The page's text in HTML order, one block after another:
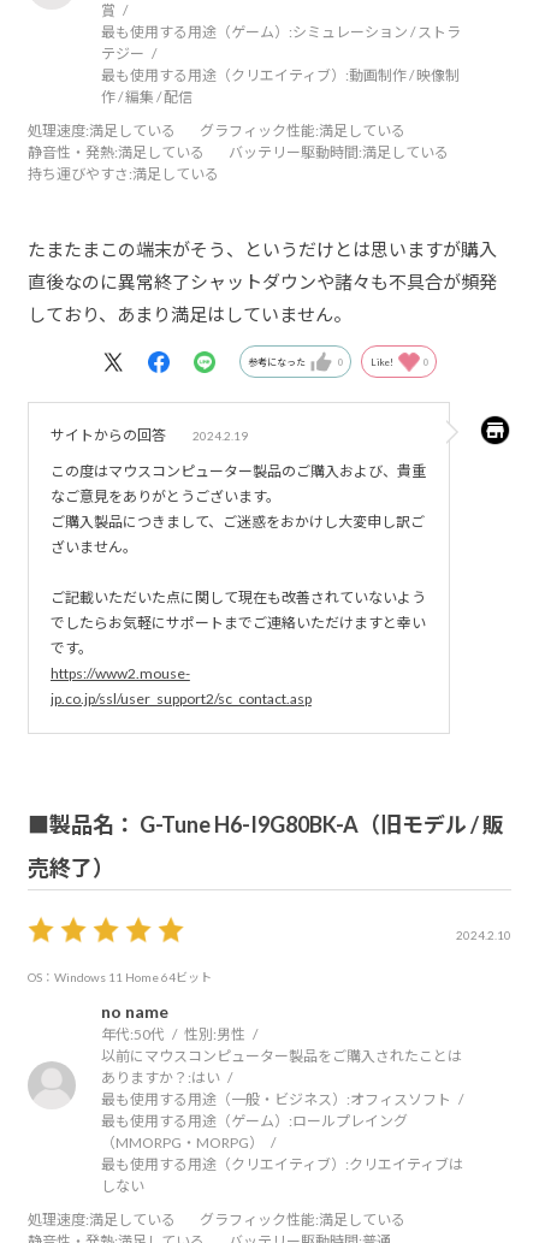
賞
最も使用する用途（ゲーム）:シミュレーション / ストラ
テジー
最も使用する用途（クリエイティブ）:動画制作 / 映像制
作 / 編集 / 配信
処理速度:満足している グラフィック性能:満足している
静音性・発熱:満足している バッテリー駆動時間 :満足している
持ち運びやすさ :満足している
たまたまこの端末がそう、というだけとは思いますが購入
直後なのに異常終了シャットダウンや諸々も不具合が頻発
しており、あまり満足はしていません。
参考になった 0 Like! 0
サイトからの回答 2024.2.19
この度はマウスコンピューター製品のご購入および、貴重
なご意見をありがとうございます。
ご購入製品につきまして、ご迷惑をおかけし大変申し訳ご
ざいません。
ご記載いただいた点に関して現在も改善されていないよう
でしたらお気軽にサポートまでご連絡いただけますと幸い
です。
https://www2.mouse-
jp.co.jp/ssl/user_support2/sc_contact.asp
■製品名： G-Tune H6-I9G80BK-A（旧モデル / 販
売終了）
2024.2.10
OS：Windows 11 Home 64ビット
no name
年代:50代 性別:男性
以前にマウスコンピューター製品をご購入されたことは
ありますか？:はい
最も使用する用途（一般・ビジネス）:オフィスソフト
最も使用する用途（ゲーム）:ロールプレイング
（MMORPG・MORPG）
最も使用する用途（クリエイティブ）:クリエイティブは
しない
処理速度:満足している グラフィック性能:満足している